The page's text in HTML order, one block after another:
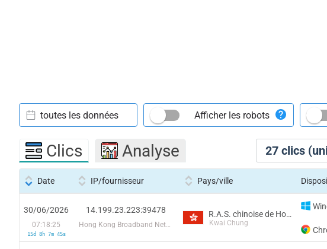
27 clics
toutes les données Afficher les robots
Clics Analyse
Date IP/fournisseur Pays/ville
30/06/2026
07:18:25
15d 8h 7m 45s
14.199.23.223:39478
Hong Kong Broadband Network Ltd
R.A.S. chinoise de Hong Kong
Kwai Chung